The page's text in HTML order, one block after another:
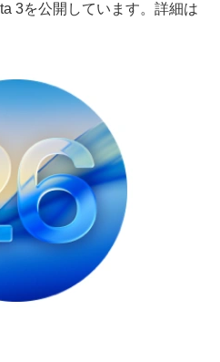
3を公開しています。詳細は